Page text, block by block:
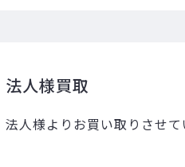
法人様買取
法人様よりお買い取りさせて